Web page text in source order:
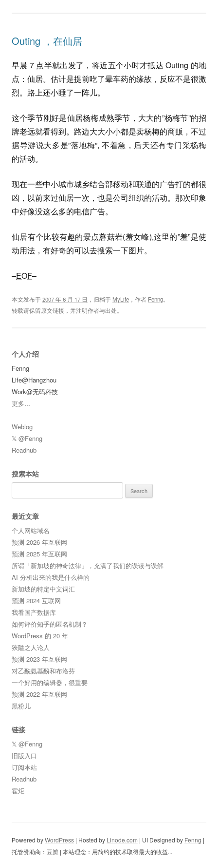
Outing ，在仙居
早晨 7 点半就出发了，将近五个小时才抵达 Outing 的地
点：仙居。估计是提前吃了晕车药的缘故，反应不是很激
烈。路上还小睡了一阵儿。
这个季节刚好是仙居杨梅成熟季节，大大的”杨梅节”的招
牌老远就看得到。路边大大小小都是卖杨梅的商贩，不过
据导游说大多是”落地梅”, 不着急，后天还有专门采杨梅
的活动。
现在一些中小城市城乡结合部移动和联通的广告打的都很
凶，以前来过仙居一次，也是公司组织的活动。那次印象
中好像没这么多的电信广告。
仙居有个比较有趣的景点蘑菇岩(羞女峰),这里的”羞”是使
动用法，有好奇的可以去搜索一下图片。
–EOF–
本文发布于2007 年 6 月 17 日 ，归档于 MyLife ，作者 Fenng。
转载请保留原文链接，并注明作者与出处。
个人介绍
Fenng
Life@Hangzhou
Work@无码科技
更多...
Weblog
𝕏 @Fenng
Readhub
搜索本站
for:
最近文章
个人网站域名
预测 2026 年互联网
预测 2025 年互联网
所谓「新加坡的神奇法律」，充满了我们的误读与误解
AI 分析出来的我是什么样的
新加坡的特定中文词汇
预测 2024 互联网
我看国产数据库
如何评价知乎的匿名机制？
WordPress 的 20 年
狹隘之人论人
预测 2023 年互联网
对乙酰氨基酚和布洛芬
一个好用的编辑器，很重要
预测 2022 年互联网
黑粉儿
链接
𝕏 @Fenng
旧版入口
订阅本站
Readhub
霍炬
Powered byWordPress | Hosted by Linode.com | UI Designed by Fenng |
托管赞助商： 豆瓣 | 本站理念：用简约的技术取得最大的收益...